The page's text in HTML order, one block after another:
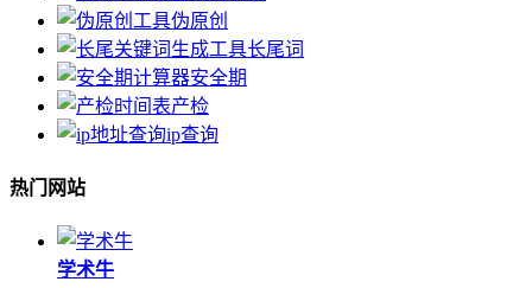
伪原创
长尾词
安全期
产检
ip查询
热门网站
学术牛